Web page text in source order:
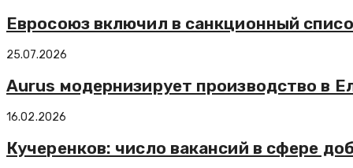
Евросоюз включил в санкционный
25.07.2026
Aurus модернизирует производство в
16.02.2026
Кучеренков: число вакансий в сфере